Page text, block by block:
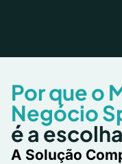
Por que o
Negócio
é a
A Solução